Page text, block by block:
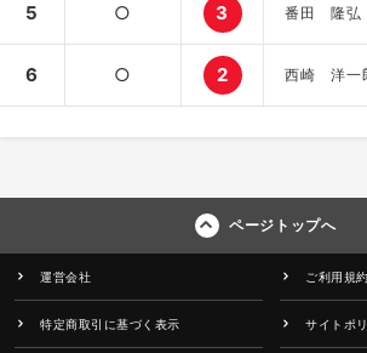
5 ○ 3 番田 隆弘
6 ○ 2 西崎 洋一
ページトップへ
運営会社 ご利用規約
特定商取引に基づく表示 サイトポ